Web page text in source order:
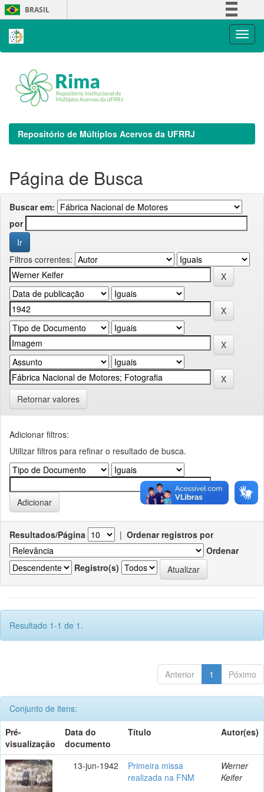
Skip
navigation
BRASIL
Repositório de Múltiplos Acervos da UFRRJ
Página de Busca
Buscar em:
por
Filtros correntes:
Retornar valores
Adicionar filtros:
Utilizar filtros para refinar o resultado de busca.
Resultados/Página | Ordenar registros por
Ordenar
Registro(s)
Resultado 1-1 de 1.
Anterior 1 Póximo
Conjunto de itens:
Pré-
visualização
Data do
documento
Título Autor(es)
13-jun-1942
Primeira missa
realizada na FNM
Werner
Keifer